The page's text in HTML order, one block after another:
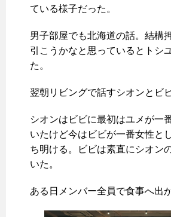
ている様子だった。
男子部屋でも北海道の話。結構
引こうかなと思っているとトシ
た。
翌朝リビングで話すシオンとビビ
シオンはビビに最初はユメが一
いたけど今はビビが一番女性と
ち明ける。ビビは素直にシオン
いた。
ある日メンバー全員で食事へ出